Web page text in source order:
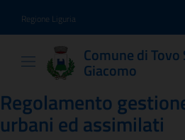
Regione Liguria
Comune di Tovo
Giacomo
Regolamento
urbani ed assimilati